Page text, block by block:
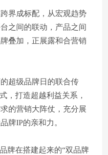
界成标配，从宏观趋势
之间的联动，产品之间
叠加，正展露和合营销
超级品牌日的联合传
，打造超越利益关系，
的营销大阵仗，充分展
牌IP的亲和力。
牌在搭建起来的“双品牌